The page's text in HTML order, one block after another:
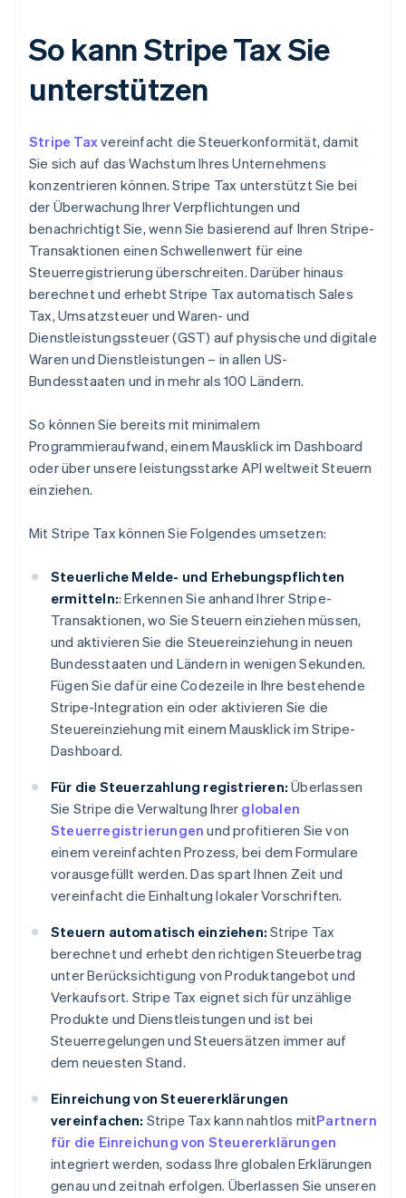
So kann Stripe Tax Sie
unterstützen
Stripe Taxvereinfacht die Steuerkonformität, damit
Sie sich auf das Wachstum Ihres Unternehmens
konzentrieren können. Stripe Tax unterstützt Sie bei
der Überwachung Ihrer Verpflichtungen und
benachrichtigt Sie, wenn Sie basierend auf Ihren Stripe-
Transaktionen einen Schwellenwert für eine
Steuerregistrierung überschreiten. Darüber hinaus
berechnet und erhebt Stripe Tax automatisch Sales
Tax, Umsatzsteuer und Waren- und
Dienstleistungssteuer (GST) auf physische und digitale
Waren und Dienstleistungen – in allen US-
Bundesstaaten und in mehr als 100 Ländern.
So können Sie bereits mit minimalem
Programmieraufwand, einem Mausklick im Dashboard
oder über unsere leistungsstarke API weltweit Steuern
einziehen.
Mit Stripe Tax können Sie Folgendes umsetzen:
Steuerliche Melde- und Erhebungspflichten
ermitteln:: Erkennen Sie anhand Ihrer Stripe-
Transaktionen, wo Sie Steuern einziehen müssen,
und aktivieren Sie die Steuereinziehung in neuen
Bundesstaaten und Ländern in wenigen Sekunden.
Fügen Sie dafür eine Codezeile in Ihre bestehende
Stripe-Integration ein oder aktivieren Sie die
Steuereinziehung mit einem Mausklick im Stripe-
Dashboard.
Für die Steuerzahlung registrieren: Überlassen
Sie Stripe die Verwaltung Ihrer globalen
Steuerregistrierungen und profitieren Sie von
einem vereinfachten Prozess, bei dem Formulare
vorausgefüllt werden. Das spart Ihnen Zeit und
vereinfacht die Einhaltung lokaler Vorschriften.
Steuern automatisch einziehen: Stripe Tax
berechnet und erhebt den richtigen Steuerbetrag
unter Berücksichtigung von Produktangebot und
Verkaufsort. Stripe Tax eignet sich für unzählige
Produkte und Dienstleistungen und ist bei
Steuerregelungen und Steuersätzen immer auf
dem neuesten Stand.
Einreichung von Steuererklärungen
vereinfachen: Stripe Tax kann nahtlos mitPartnern
für die Einreichung von Steuererklärungen
integriert werden, sodass Ihre globalen Erklärungen
genau und zeitnah erfolgen. Überlassen Sie unseren